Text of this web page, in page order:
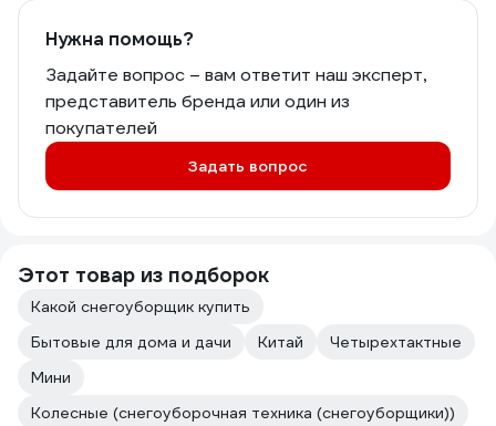
Нужна помощь?
Задайте вопрос – вам ответит наш эксперт,
представитель бренда или один из
покупателей
Задать вопрос
Этот товар из подборок
Какой снегоуборщик купить
Бытовые для дома и дачи
Китай
Четырехтактные
Мини
Колесные (снегоуборочная техника (снегоуборщики))